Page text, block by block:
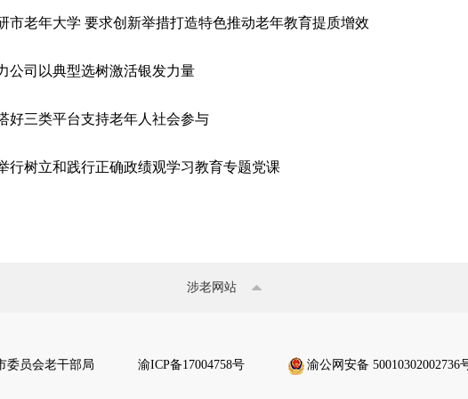
市老年大学 要求创新举措打造特色推动老年教育提质增效
公司以典型选树激活银发力量
好三类平台支持老年人社会参与
行树立和践行正确政绩观学习教育专题党课
涉老网站
委员会老干部局 渝ICP备17004758号 渝公网安备 50010302002736